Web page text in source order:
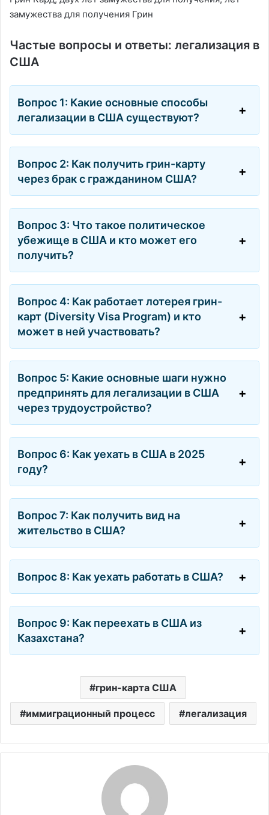
замужества для получения Грин
Частые вопросы и ответы: легализация в
США
Вопрос 1: Какие основные способы
легализации в США существуют?
Вопрос 2: Как получить грин-карту
через брак с гражданином США?
Вопрос 3: Что такое политическое
убежище в США и кто может его
получить?
Вопрос 4: Как работает лотерея грин-
карт (Diversity Visa Program) и кто
может в ней участвовать?
Вопрос 5: Какие основные шаги нужно
предпринять для легализации в США
через трудоустройство?
Вопрос 6: Как уехать в США в 2025
году?
Вопрос 7: Как получить вид на
жительство в США?
Вопрос 8: Как уехать работать в США?
Вопрос 9: Как переехать в США из
Казахстана?
грин-карта США
иммиграционный процесс легализация